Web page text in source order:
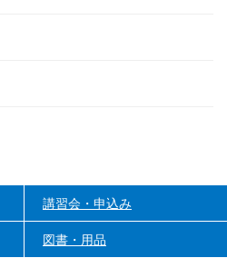
講習会・申込み
図書・用品